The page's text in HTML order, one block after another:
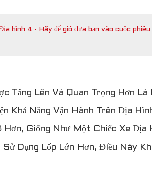
hình 4 - Hãy để gió đưa bạn vào cuộc
Tăng Lên Và Quan Trọng Hơn Là
Khả Năng Vận Hành Trên Địa
Hơn, Giống Như Một Chiếc Xe
Dụng Lốp Lớn Hơn, Điều Này